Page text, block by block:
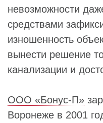
невозможности
средствами
изношенность
вынести решение
канализации и
ООО «Бонус-П»
Воронеже в 2001